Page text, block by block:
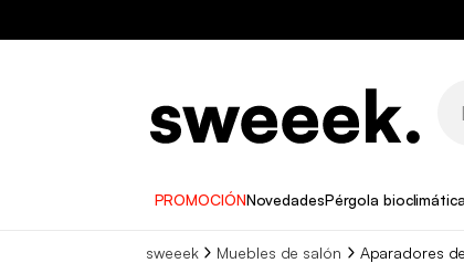
PROMOCIÓNNovedadesPérgola bioclimática
sweeek Muebles de salón Aparadores